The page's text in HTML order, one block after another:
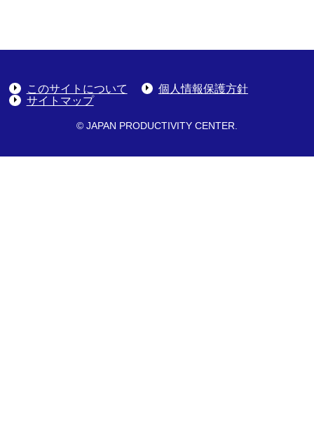
このサイトについて
個人情報保護方針
サイトマップ
© JAPAN PRODUCTIVITY CENTER.